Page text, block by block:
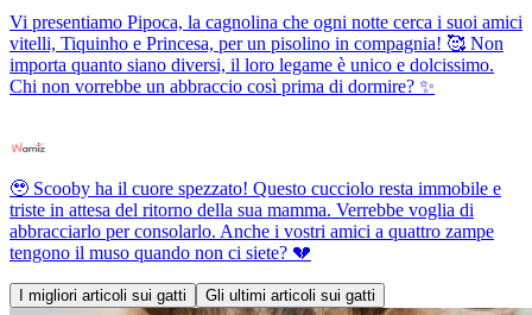
Vi presentiamo Pipoca, la cagnolina che ogni notte cerca i suoi amici
vitelli, Tiquinho e Princesa, per un pisolino in compagnia! 🥰 Non
importa quanto siano diversi, il loro legame è unico e dolcissimo.
Chi non vorrebbe un abbraccio così prima di dormire? ✨
🥹 Scooby ha il cuore spezzato! Questo cucciolo resta immobile e
triste in attesa del ritorno della sua mamma. Verrebbe voglia di
abbracciarlo per consolarlo. Anche i vostri amici a quattro zampe
tengono il muso quando non ci siete? 💔
I migliori articoli sui gatti Gli ultimi articoli sui gatti